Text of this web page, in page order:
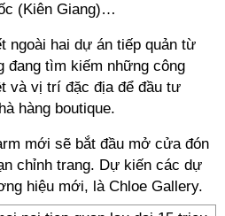
(Kiên Giang)…
ngoài hai dự án tiếp quản từ
đang tìm kiếm những công
và vị trí đặc địa để đầu tư
hàng boutique.
mới sẽ bắt đầu mở cửa đón
chỉnh trang. Dự kiến các dự
hiệu mới, là Chloe Gallery.